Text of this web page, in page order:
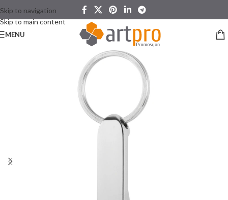
Skip to navigation
Skip to main content
MENU